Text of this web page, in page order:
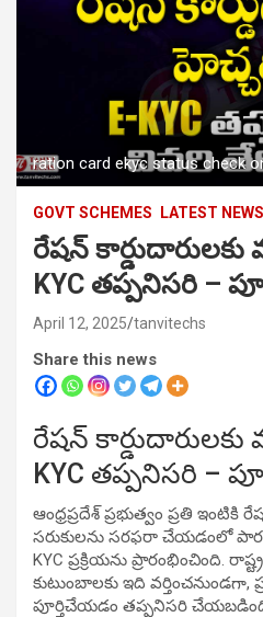
ration card ekyc status check
GOVT SCHEMES LATEST NEWS
రేషన్
KYC తప్పనిసరి –
April 12, 2025 tanvitechs
Share this news
రేషన్
KYC తప్పనిసరి –
ఆంధ్రప్రదేశ్ ప్రభుత్వం ప్రతి
సరుకులను సరఫరా చేయడంలో
KYC ప్రక్రియను ప్రారంభించింది.
కుటుంబాలకు ఇది వర్తించనుండగా,
పూర్తిచేయడం తప్పనిసరి